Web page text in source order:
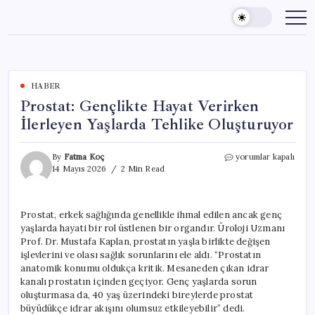
content
HABER
Prostat: Gençlikte Hayat Verirken
İlerleyen Yaşlarda Tehlike Oluşturuyor
By Fatma Koç
14 Mayıs 2026
2 Min Read
Prostat:
Yaşlarda
Tehlike
Oluşturuyor
için
yorumlar kapalı
Prostat, erkek sağlığında genellikle ihmal edilen ancak genç
yaşlarda hayati bir rol üstlenen bir organdır. Üroloji Uzmanı
Prof. Dr. Mustafa Kaplan, prostatın yaşla birlikte değişen
işlevlerini ve olası sağlık sorunlarını ele aldı. “Prostatın
anatomik konumu oldukça kritik. Mesaneden çıkan idrar
kanalı prostatın içinden geçiyor. Genç yaşlarda sorun
oluşturmasa da, 40 yaş üzerindeki bireylerde prostat
büyüdükçe idrar akışını olumsuz etkileyebilir” dedi.